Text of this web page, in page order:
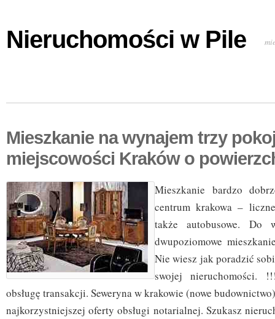
Nieruchomości w Pile
Mieszkanie na wynajem trzy
miejscowości Kraków o
Mieszkanie bardzo
centrum krakowa –
także autobusowe. Do
dwupoziomowe
Nie wiesz jak poradzić
swojej nieruchomości.
obsługę transakcji. Seweryna w krakowie (nowe
najkorzystniejszej oferty obsługi notarialnej. Szukasz